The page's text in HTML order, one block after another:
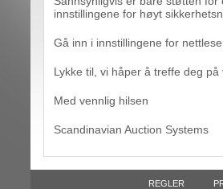
innstillingene for høyt
Gå inn i innstillingene for
Lykke til, vi håper å treffe deg på
Med vennlig hilsen
Scandinavian Auction Systems
REGLER